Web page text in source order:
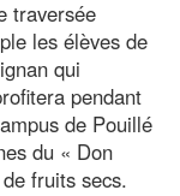
traversée
les élèves de
qui
pendant
de Pouillé
du « Don
fruits secs.